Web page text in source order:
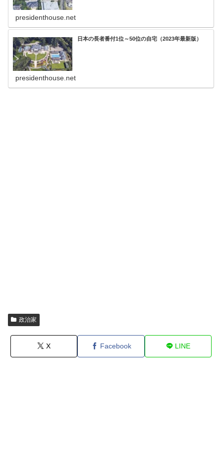
presidenthouse.net
日本の長者番付1位～50位の自宅（2023年最新版）
presidenthouse.net
政治家
X Facebook LINE